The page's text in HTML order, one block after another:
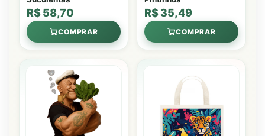
R$ 58,70
COMPRAR
R$ 35,49
COMPRAR